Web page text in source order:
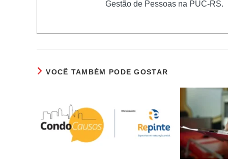
Gestão de Pessoas na PUC-RS.
VOCÊ TAMBÉM PODE GOSTAR